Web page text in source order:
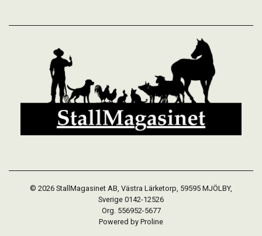
© 2026 StallMagasinet AB, Västra Lärketorp, 59595 MJÖLBY,
Sverige 0142-12526
Org. 556952-5677
Powered by Proline